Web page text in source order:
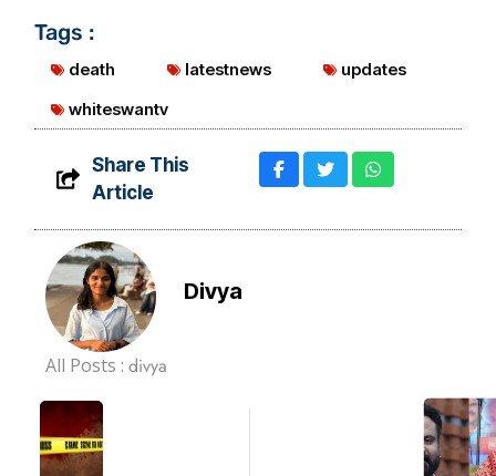
Tags :
death latestnews
updates
whiteswantv
Share This
Article
Divya
All Posts :divya